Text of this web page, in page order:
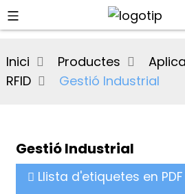
Inici Productes
RFID
Gestió Industrial
Gestió Industrial
Llista d'etiquetes en PDF